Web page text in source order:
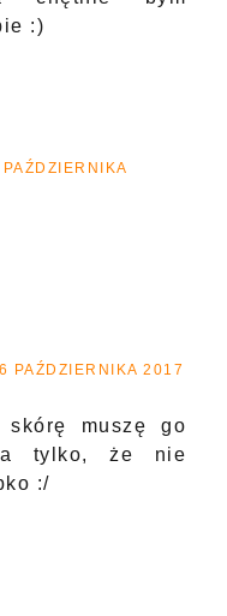
:)
PAŹDZIERNIKA 2017
skórę muszę go
tylko, że nie
:/